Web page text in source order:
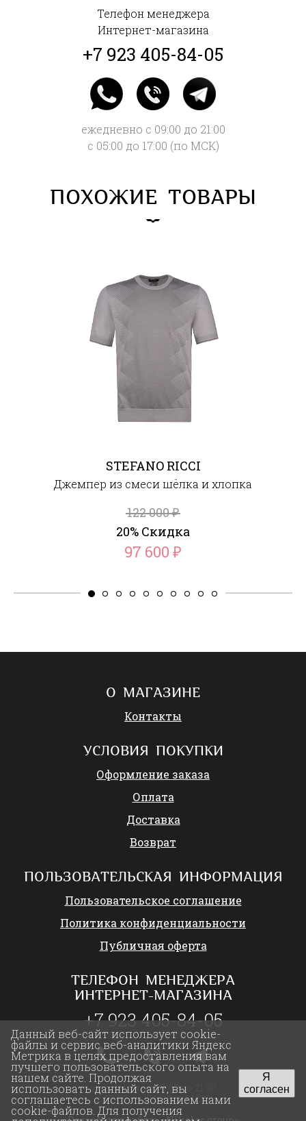
Телефон менеджера
Интернет-магазина
+7 923 405-84-05
ежедневно с 09:00 до 21:00
с 05:00 до 17:00 (по МСК)
ПОХОЖИЕ ТОВАРЫ
STEFANO RICCI
Джемпер из смеси шёлка и хлопка
122 000₽
20% Скидка
97 600 ₽
О МАГАЗИНЕ
Контакты
УСЛОВИЯ ПОКУПКИ
Оформление заказа
Оплата
Доставка
Возврат
ПОЛЬЗОВАТЕЛЬСКАЯ ИНФОРМАЦИЯ
Пользовательское соглашение
Политика конфиденциальности
Публичная оферта
ТЕЛЕФОН МЕНЕДЖЕРА
ИНТЕРНЕТ-МАГАЗИНА
+7 923 405-84-05
ежедневно с 09:00 до 21:00
с 05:00 до 17:00 (по МСК)
Данный веб-сайт использует cookie-
файлы и сервис веб-аналитики Яндекс
Метрика в целях предоставления вам
лучшего пользовательского опыта на
нашем сайте. Продолжая
использовать данный сайт, вы
соглашаетесь с использованием нами
cookie-файлов. Для получения
Я
согласен